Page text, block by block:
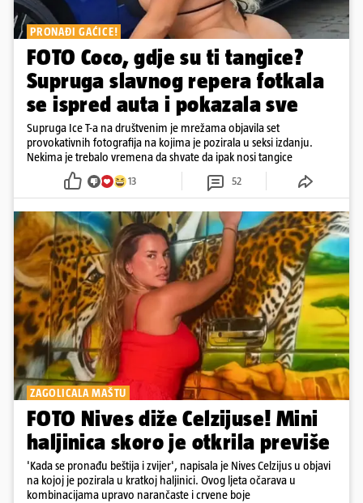
PRONAĐI GAĆICE!
FOTO Coco, gdje su ti tangice?
Supruga slavnog repera fotkala
se ispred auta i pokazala sve
Supruga Ice T-a na društvenim je mrežama objavila set
provokativnih fotografija na kojima je pozirala u seksi izdanju.
Nekima je trebalo vremena da shvate da ipak nosi tangice
13 52
ZAGOLICALA MAŠTU
FOTO Nives diže Celzijuse! Mini
haljinica skoro je otkrila previše
'Kada se pronađu beštija i zvijer', napisala je Nives Celzijus u objavi
na kojoj je pozirala u kratkoj haljinici. Ovog ljeta očarava u
kombinacijama upravo narančaste i crvene boje